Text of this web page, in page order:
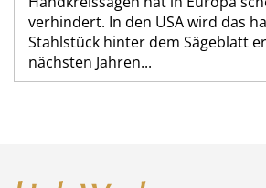
verhindert. In den USA wird das
Stahlstück hinter dem Sägeblatt
nächsten Jahren...